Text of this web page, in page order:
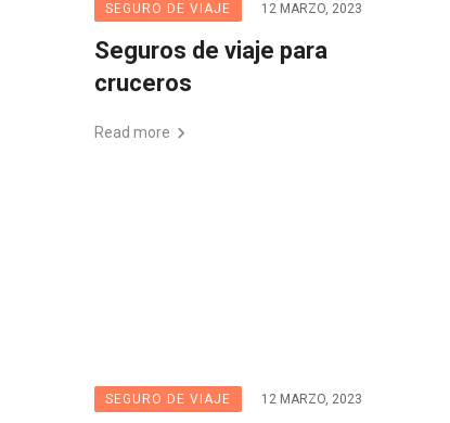
SEGURO DE VIAJE 12 MARZO, 2023
Seguros de viaje para
cruceros
Read more
SEGURO DE VIAJE 12 MARZO, 2023